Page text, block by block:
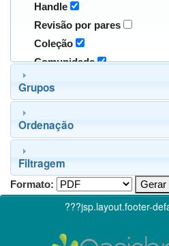
Handle
Revisão por pares
Coleção
Comunidade
Grupos
Ordenação
Filtragem
Formato:
???jsp.layout.footer-